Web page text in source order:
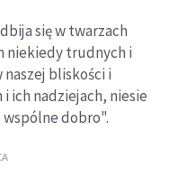
się w twarzach
niekiedy trudnych i
naszej bliskości i
ich nadziejach, niesie
wspólne dobro".